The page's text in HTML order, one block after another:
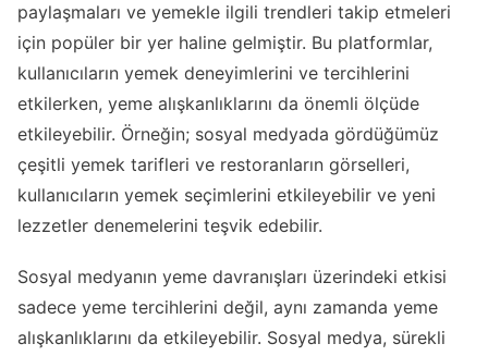
paylaşmaları ve yemekle ilgili trendleri takip etmeleri
için popüler bir yer haline gelmiştir. Bu platformlar,
kullanıcıların yemek deneyimlerini ve tercihlerini
etkilerken, yeme alışkanlıklarını da önemli ölçüde
etkileyebilir. Örneğin; sosyal medyada gördüğümüz
çeşitli yemek tarifleri ve restoranların görselleri,
kullanıcıların yemek seçimlerini etkileyebilir ve yeni
lezzetler denemelerini teşvik edebilir.
Sosyal medyanın yeme davranışları üzerindeki etkisi
sadece yeme tercihlerini değil, aynı zamanda yeme
alışkanlıklarını da etkileyebilir. Sosyal medya, sürekli